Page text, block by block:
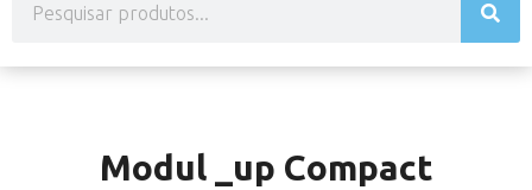
Modul _up Compact